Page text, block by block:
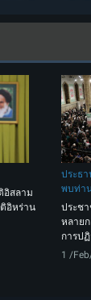
อิสลาม
อิหร่าน
ประธ
พบท่า
ประช
หลาย
การป
1 /